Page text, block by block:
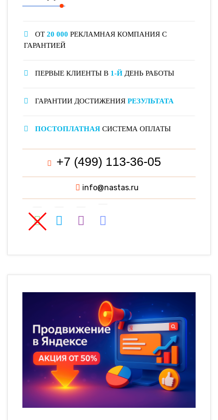
ОТ 20 000 РЕКЛАМНАЯ КОМПАНИЯ С
ГАРАНТИЕЙ
ПЕРВЫЕ КЛИЕНТЫ В 1-Й ДЕНЬ РАБОТЫ
ГАРАНТИИ ДОСТИЖЕНИЯ РЕЗУЛЬТАТА
ПОСТОПЛАТНАЯ СИСТЕМА ОПЛАТЫ
+7 (499) 113-36-05
info@nastas.ru